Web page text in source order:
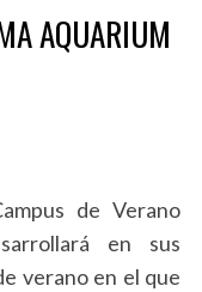
AQUARIUM
de Verano
en sus
verano en el que